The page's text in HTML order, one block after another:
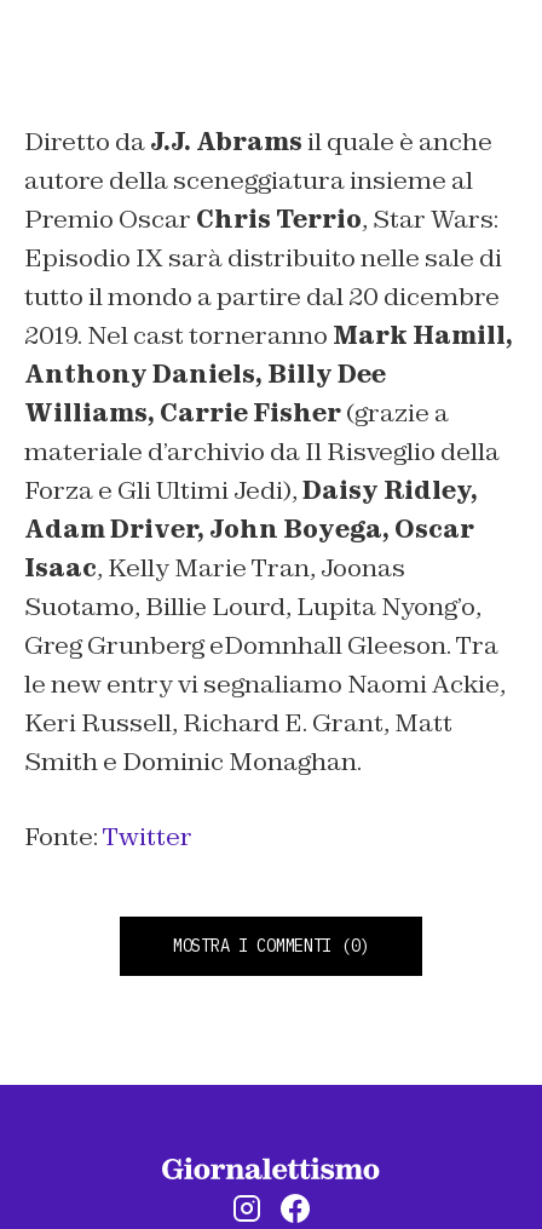
Diretto daJ.J. Abramsil quale è anche
autore della sceneggiatura insieme al
Premio Oscar Chris Terrio, Star Wars:
Episodio IX sarà distribuito nelle sale di
tutto il mondo a partire dal 20 dicembre
2019. Nel cast torneranno Mark Hamill,
Anthony Daniels, Billy Dee
Williams, Carrie Fisher(grazie a
materiale d’archivio da Il Risveglio della
Forza e Gli Ultimi Jedi),Daisy Ridley,
Adam Driver, John Boyega, Oscar
Isaac, Kelly Marie Tran, Joonas
Suotamo, Billie Lourd, Lupita Nyong’o,
Greg GrunbergeDomnhall Gleeson. Tra
le new entry vi segnaliamo Naomi Ackie,
Keri Russell, Richard E. Grant, Matt
Smithe Dominic Monaghan.
Fonte:Twitter
MOSTRA I COMMENTI (0)